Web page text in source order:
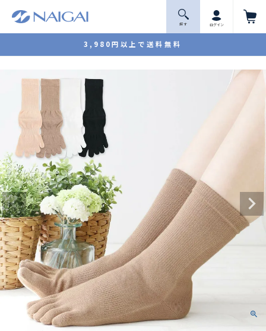
3,980円以上で送料無料
探 す ログイン